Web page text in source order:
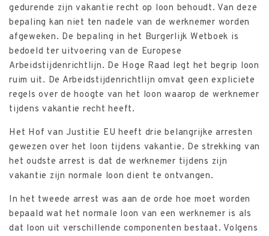
gedurende zijn vakantie recht op loon behoudt. Van deze
bepaling kan niet ten nadele van de werknemer worden
afgeweken. De bepaling in het Burgerlijk Wetboek is
bedoeld ter uitvoering van de Europese
Arbeidstijdenrichtlijn. De Hoge Raad legt het begrip loon
ruim uit. De Arbeidstijdenrichtlijn omvat geen expliciete
regels over de hoogte van het loon waarop de werknemer
tijdens vakantie recht heeft.
Het Hof van Justitie EU heeft drie belangrijke arresten
gewezen over het loon tijdens vakantie. De strekking van
het oudste arrest is dat de werknemer tijdens zijn
vakantie zijn normale loon dient te ontvangen.
In het tweede arrest was aan de orde hoe moet worden
bepaald wat het normale loon van een werknemer is als
dat loon uit verschillende componenten bestaat. Volgens